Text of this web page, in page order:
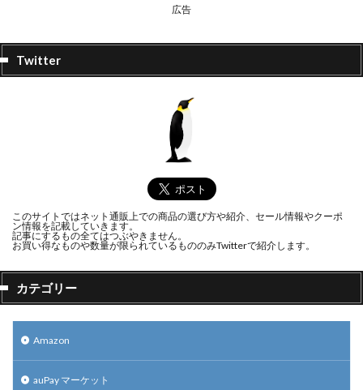
広告
Twitter
このサイトではネット通販上での商品の選び方や紹介、セール情報やクーポ
ン情報を記載していきます。
記事にするもの全てはつぶやきません。
お買い得なものや数量が限られているもののみTwitterで紹介します。
カテゴリー
Amazon
auPay マーケット